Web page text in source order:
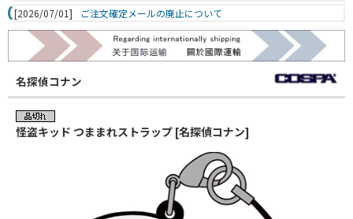
[2026/07/01]
ご注文確定メールの廃止について
名探偵コナン
怪盗キッド つままれストラップ [名探偵コナン]